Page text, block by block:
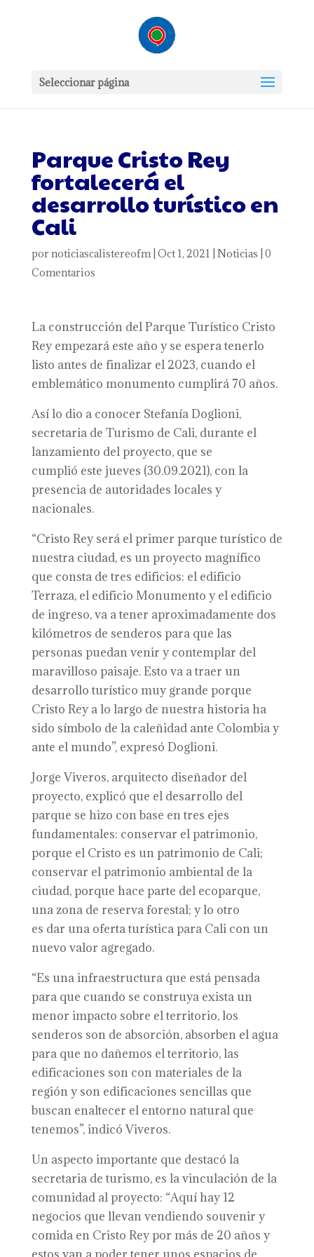
Seleccionar página
Parque Cristo Rey
fortalecerá el
desarrollo turístico en
Cali
por noticiascalistereofm| Oct 1, 2021 Noticias 0
Comentarios
La construcción del Parque Turístico Cristo
Rey empezará este año y se espera tenerlo
listo antes de finalizar el 2023, cuando el
emblemático monumento cumplirá 70 años.
Así lo dio a conocer Stefanía Doglioni,
secretaria de Turismo de Cali, durante el
lanzamiento del proyecto, que se
cumplió este jueves (30.09.2021), con la
presencia de autoridades locales y
nacionales.
“Cristo Rey será el primer parque turístico de
nuestra ciudad, es un proyecto magnífico
que consta de tres edificios: el edificio
Terraza, el edificio Monumento y el edificio
de ingreso, va a tener aproximadamente dos
kilómetros de senderos para que las
personas puedan venir y contemplar del
maravilloso paisaje. Esto va a traer un
desarrollo turístico muy grande porque
Cristo Rey a lo largo de nuestra historia ha
sido símbolo de la caleñidad ante Colombia y
ante el mundo”, expresó Doglioni.
Jorge Viveros, arquitecto diseñador del
proyecto, explicó que el desarrollo del
parque se hizo con base en tres ejes
fundamentales: conservar el patrimonio,
porque el Cristo es un patrimonio de Cali;
conservar el patrimonio ambiental de la
ciudad, porque hace parte del ecoparque,
una zona de reserva forestal; y lo otro
es dar una oferta turística para Cali con un
nuevo valor agregado.
“Es una infraestructura que está pensada
para que cuando se construya exista un
menor impacto sobre el territorio, los
senderos son de absorción, absorben el agua
para que no dañemos el territorio, las
edificaciones son con materiales de la
región y son edificaciones sencillas que
buscan enaltecer el entorno natural que
tenemos”, indicó Viveros.
Un aspecto importante que destacó la
secretaria de turismo, es la vinculación de la
comunidad al proyecto: “Aquí hay 12
negocios que llevan vendiendo souvenir y
comida en Cristo Rey por más de 20 años y